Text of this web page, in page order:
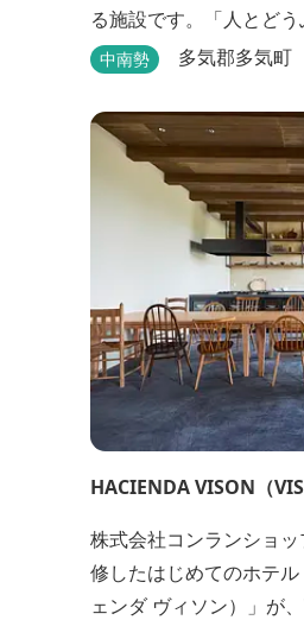
る施設です。「人とど
を照らす」をコンセプト
は、飼い主様と一緒に
的にお預かりするペッ
か、広々...
中南勢 多気郡多気町
HACIENDA VISON（
株式会社コンランショ
修したはじめてのホテ
ェンダ ヴィソン）」が